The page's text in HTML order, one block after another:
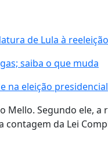
de Lula à reeleição
saiba o que muda
na eleição presidencial
Segundo ele,
da Lei